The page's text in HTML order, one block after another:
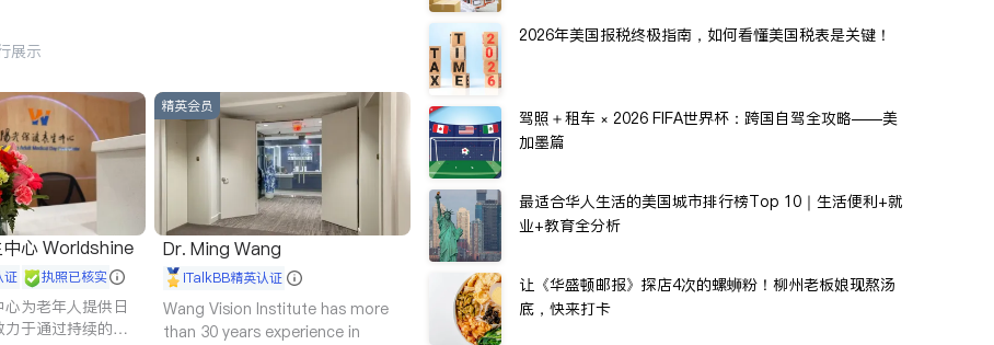
展示
心 Worldshine
证 执照已核实
为老年人提供日
于通过持续的护
精英会员
Dr. Ming Wang
iTalkBB精英认证
Wang Vision Institute has more
than 30 years experience in
2026年美国报税终极指南，如何看懂美国税表是关键！
驾照＋租车 × 2026 FIFA世界杯：跨国自驾全攻略——美
加墨篇
最适合华人生活的美国城市排行榜Top 10｜生活便利+就
业+教育全分析
让《华盛顿邮报》探店4次的螺蛳粉！柳州老板娘现熬汤
底，快来打卡